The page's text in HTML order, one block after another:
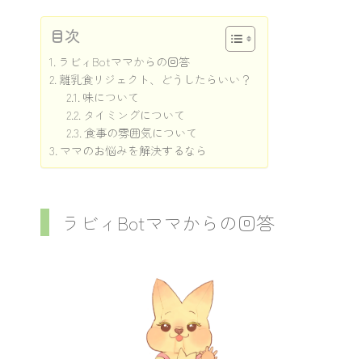
目次
ラビィBotママからの回答
離乳食リジェクト、どうしたらいい？
味について
タイミングについて
食事の雰囲気について
ママのお悩みを解決するなら
ラビィBotママからの回答